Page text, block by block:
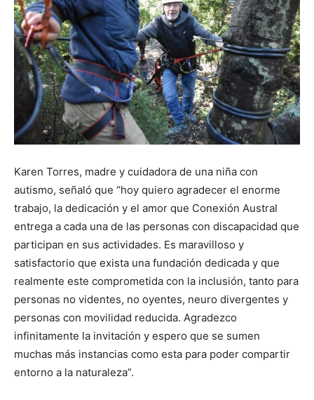
Karen Torres, madre y cuidadora de una niña con
autismo, señaló que “hoy quiero agradecer el enorme
trabajo, la dedicación y el amor que Conexión Austral
entrega a cada una de las personas con discapacidad que
participan en sus actividades. Es maravilloso y
satisfactorio que exista una fundación dedicada y que
realmente este comprometida con la inclusión, tanto para
personas no videntes, no oyentes, neuro divergentes y
personas con movilidad reducida. Agradezco
infinitamente la invitación y espero que se sumen
muchas más instancias como esta para poder compartir
entorno a la naturaleza”.